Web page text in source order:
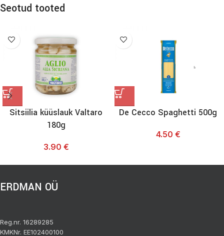
Seotud tooted
Sitsiilia küüslauk Valtaro
180g
3.90 €
De Cecco Spaghetti 500g
4.50 €
ERDMAN OÜ
Reg.nr. 16289285
KMKNr. EE102400100